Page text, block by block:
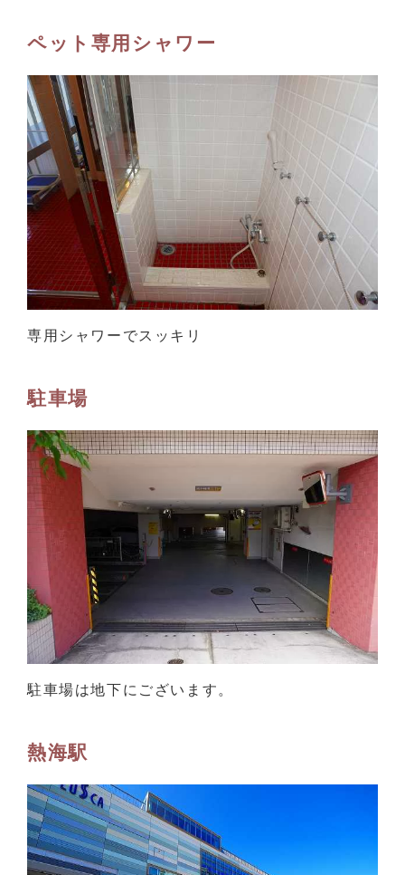
ペット専用シャワー
専用シャワーでスッキリ
駐車場
駐車場は地下にございます。
熱海駅